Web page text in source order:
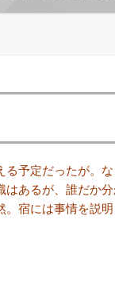
予定だったが。な
あるが、誰だか分
宿には事情を説